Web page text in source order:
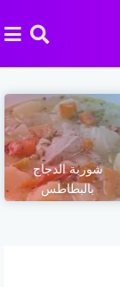
شوربة الدجاج
بالبطاطس